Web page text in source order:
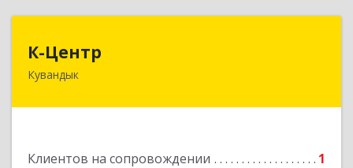
К-Центр
Кувандык
Клиентов на сопровождении 1
462243, Оренбургская обл, Кувандыкский р-н,